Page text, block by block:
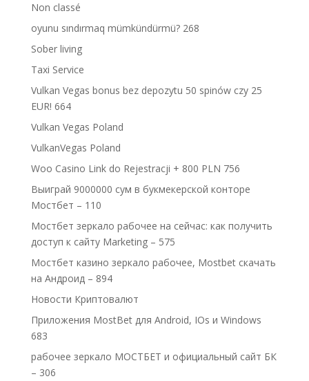
Non classé
oyunu sındırmaq mümkündürmü? 268
Sober living
Taxi Service
Vulkan Vegas bonus bez depozytu 50 spinów czy 25
EUR! 664
Vulkan Vegas Poland
VulkanVegas Poland
Woo Casino Link do Rejestracji + 800 PLN 756
Выиграй 9000000 сум в букмекерской конторе
Мостбет – 110
Мостбет зеркало рабочее на сейчас: как получить
доступ к сайту Marketing – 575
Мостбет казино зеркало рабочее, Mostbet скачать
на Андроид – 894
Новости Криптовалют
Приложения MostBet для Android, IOs и Windows
683
рабочее зеркало МОСТБЕТ и официальный сайт БК
– 306